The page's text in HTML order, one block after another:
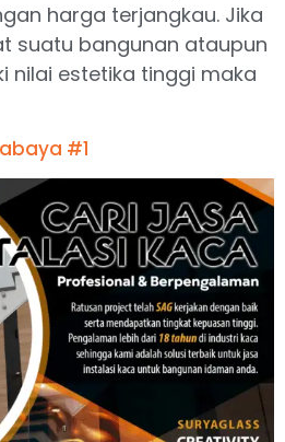
harga terjangkau. Jika
suatu bangunan ataupun
nilai estetika tinggi maka
#1